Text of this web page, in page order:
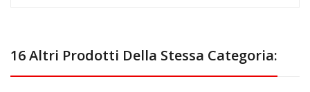
16 Altri Prodotti Della Stessa Categoria: